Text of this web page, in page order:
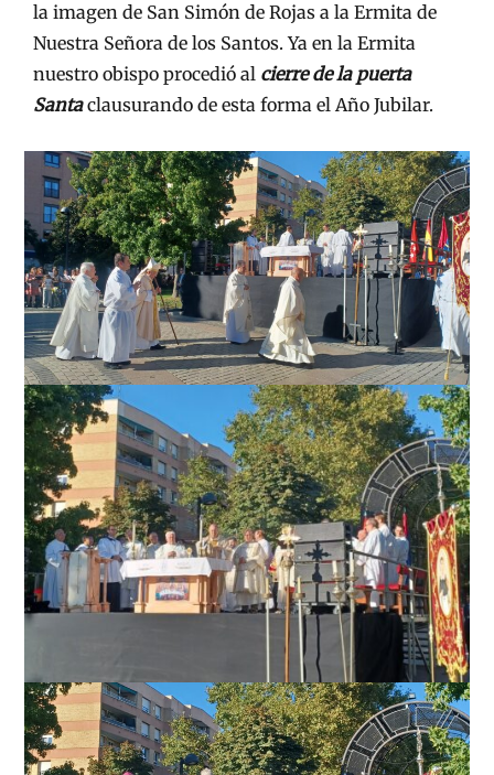
la imagen de San Simón de Rojas a la Ermita de
Nuestra Señora de los Santos. Ya en la Ermita
nuestro obispo procedió al cierre de la puerta
Santaclausurando de esta forma el Año Jubilar.